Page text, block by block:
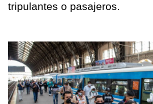
tripulantes o pasajeros.